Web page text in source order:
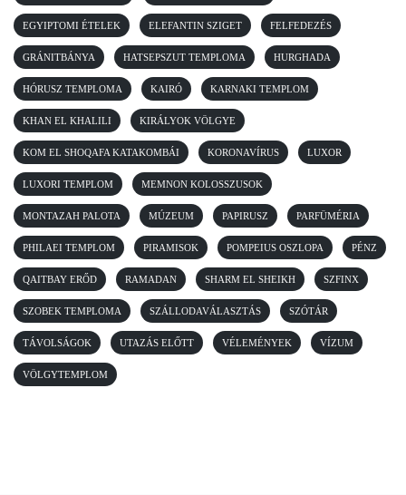
EGYIPTOMI ÉTELEK ELEFANTIN SZIGET FELFEDEZÉS
GRÁNITBÁNYA HATSEPSZUT TEMPLOMA HURGHADA
HÓRUSZ TEMPLOMA KAIRÓ KARNAKI TEMPLOM
KHAN EL KHALILI KIRÁLYOK VÖLGYE
KOM EL SHOQAFA KATAKOMBÁI KORONAVÍRUS LUXOR
LUXORI TEMPLOM MEMNON KOLOSSZUSOK
MONTAZAH PALOTA MÚZEUM PAPIRUSZ PARFÜMÉRIA
PHILAEI TEMPLOM PIRAMISOK POMPEIUS OSZLOPA PÉNZ
QAITBAY ERŐD RAMADAN SHARM EL SHEIKH SZFINX
SZOBEK TEMPLOMA SZÁLLODAVÁLASZTÁS SZÓTÁR
TÁVOLSÁGOK UTAZÁS ELŐTT VÉLEMÉNYEK VÍZUM
VÖLGYTEMPLOM